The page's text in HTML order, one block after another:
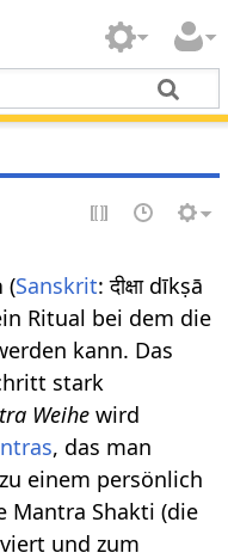
(Sanskrit: दीक्षा dīkṣā
Ritual bei dem die
kann. Das
stark
Weihe wird
, das man
einem persönlich
Mantra Shakti (die
und zum